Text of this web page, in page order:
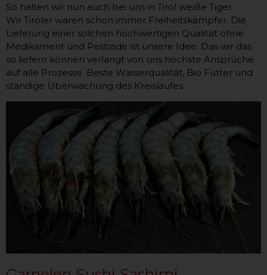
So halten wir nun auch bei uns in Tirol weiße Tiger.
Wir Tiroler waren schon immer Freiheitskämpfer. Die
Lieferung einer solchen hochwertigen Qualität ohne
Medikament und Pestizide ist unsere Idee. Das wir das
so liefern können verlangt von uns höchste Ansprüche
auf alle Prozesse. Beste Wasserqualität, Bio Futter und
ständige Überwachung des Kreislaufes.